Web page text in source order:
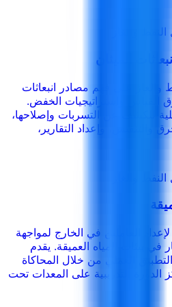
والغاز
الميثان
والغاز على فهم مصادر انبعاثات
القياس واستراتيجيات الخفض.
للكشف عن التسربات وإصلاحها،
والتنفيس، وإعداد التقارير،
والغاز
العاملين في الخارج لمواجهة
في بيئات المياه العميقة. يقدم
العملي من خلال المحاكاة
الدورة التدريبية على المعدات تحت
رئيسية مطلوبة لاجتياز اختبارات